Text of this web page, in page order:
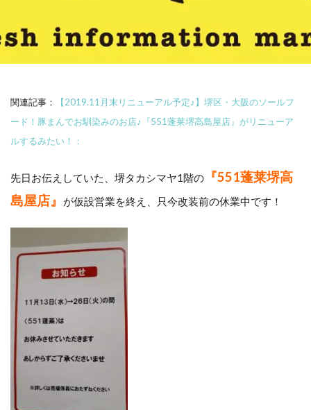
関連記事：
【2019.11月末リニューアル予定♪】堺区・大阪のソールフ
ード！豚まんでお馴染みのお店♪『551蓬莱堺高島屋店』がリニューア
ルするみたい！：
先日お伝えしていた、堺タカシマヤ1階の
『551蓬莱堺高
島屋店』
が仮設営業を終え、只今改装前の休業中です！